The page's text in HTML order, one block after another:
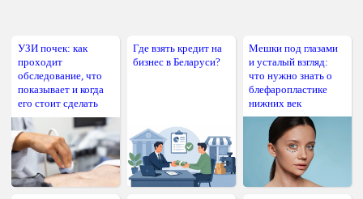
УЗИ почек: как
проходит
обследование, что
показывает и когда
его стоит сделать
Где взять кредит на
бизнес в Беларуси?
Мешки под глазами
и усталый взгляд:
что нужно знать о
блефаропластике
нижних век